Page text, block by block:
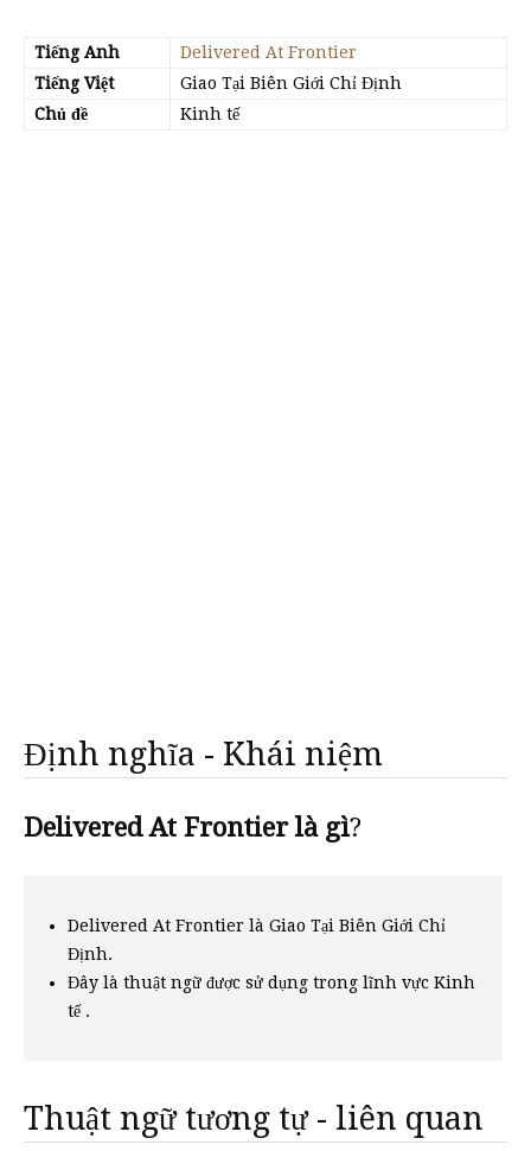
Tiếng Anh
Delivered At Frontier
Tiếng Việt
Giao Tại Biên Giới Chỉ Định
Chủ đề
Kinh tế
Định nghĩa - Khái niệm
Delivered At Frontier là gì?
Delivered At Frontier là Giao Tại Biên Giới Chỉ
Định.
Đây là thuật ngữ được sử dụng trong lĩnh vực Kinh
tế .
Thuật ngữ tương tự - liên quan